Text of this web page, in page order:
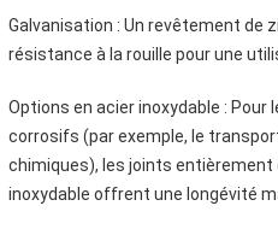
Galvanisation : Un revêtement de
résistance à la rouille pour une
Options en acier inoxydable :
corrosifs (par exemple, le
chimiques), les joints entièrement
inoxydable offrent une longévité